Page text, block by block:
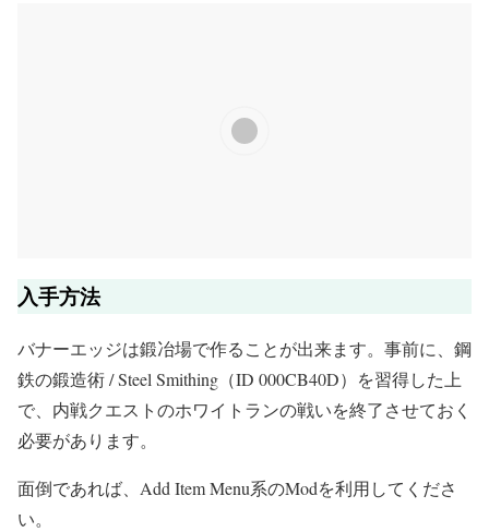
入手方法
バナーエッジは鍛冶場で作ることが出来ます。事前に、鋼
鉄の鍛造術 / Steel Smithing（ID 000CB40D）を習得した上
で、内戦クエストのホワイトランの戦いを終了させておく
必要があります。
面倒であれば、Add Item Menu系のModを利用してくださ
い。